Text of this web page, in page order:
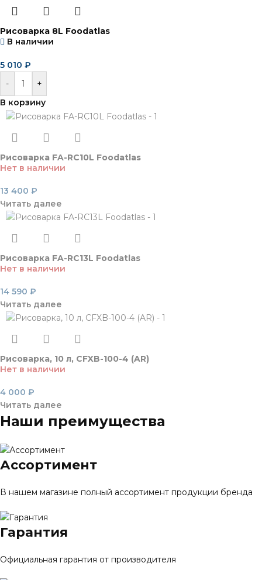
Рисоварка 8L Foodatlas
В наличии
5 010 ₽
-
+
В корзину
Рисоварка FA-RC10L Foodatlas
Нет в наличии
13 400 ₽
Читать далее
Рисоварка FA-RC13L Foodatlas
Нет в наличии
14 590 ₽
Читать далее
Рисоварка, 10 л, CFXB-100-4 (AR)
Нет в наличии
4 000 ₽
Читать далее
Наши преимущества
Ассортимент
В нашем магазине полный ассортимент продукции бренда
Гарантия
Официальная гарантия от производителя